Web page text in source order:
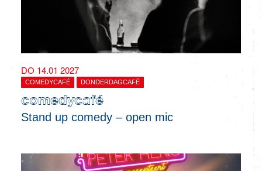
DO 14.01 2027
COMEDYCAFÉ DONDERDAGCAFÉ
comedycafé
Stand up comedy – open mic